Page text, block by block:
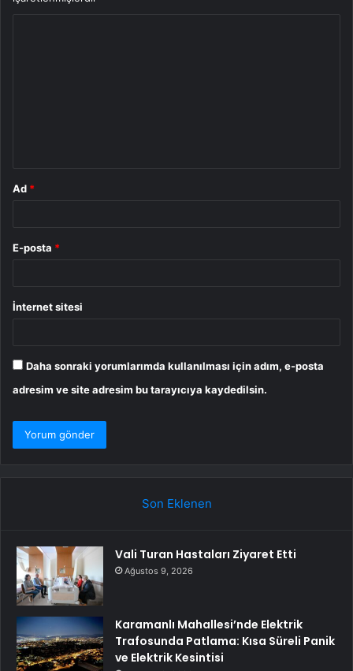
Ad *
E-posta *
İnternet sitesi
Daha sonraki yorumlarımda kullanılması için adım, e-posta
adresim ve site adresim bu tarayıcıya kaydedilsin.
Son Eklenen
Vali Turan Hastaları Ziyaret Etti
Ağustos 9, 2026
Karamanlı Mahallesi’nde Elektrik
Trafosunda Patlama: Kısa Süreli Panik
ve Elektrik Kesintisi